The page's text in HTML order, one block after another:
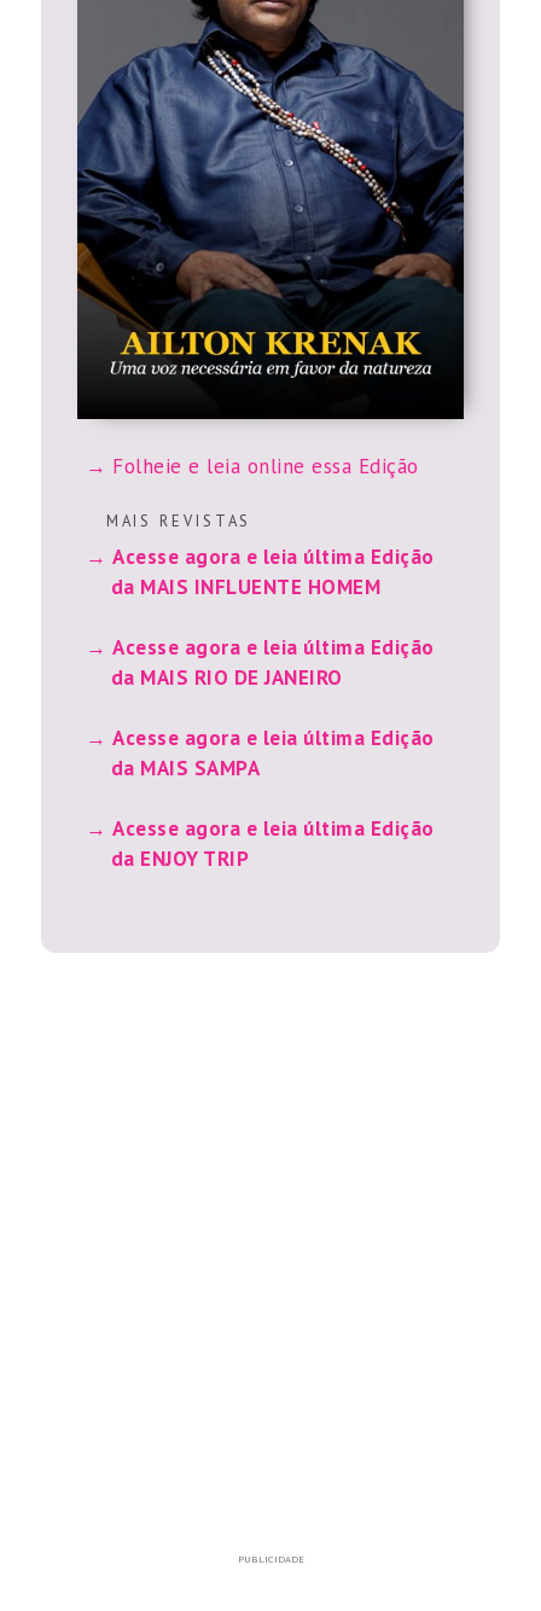
Folheie e leia online essa Edição
M A I S R E V I S T A S
Acesse agora e leia última Edição
da MAIS INFLUENTE HOMEM
Acesse agora e leia última Edição
da MAIS RIO DE JANEIRO
Acesse agora e leia última Edição
da MAIS SAMPA
Acesse agora e leia última Edição
da ENJOY TRIP
PUBLICIDADE